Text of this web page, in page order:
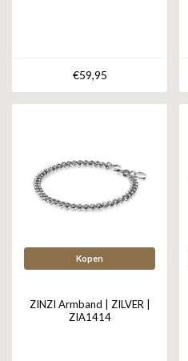
€59,95
Kopen
ZINZI Armband | ZILVER |
ZIA1414